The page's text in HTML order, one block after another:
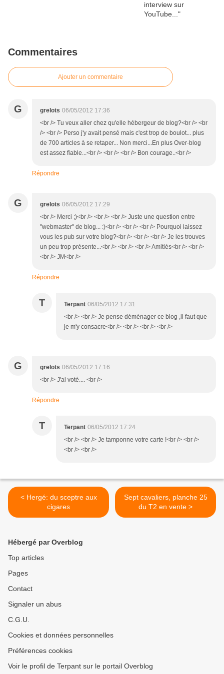
Commentaires
Ajouter un commentaire
G grelots 06/05/2012 17:36
<br /> Tu veux aller chez qu'elle hébergeur de blog?<br /> <br
/> <br /> Perso j'y avait pensé mais c'est trop de boulot... plus
de 700 articles à se retaper... Non merci...En plus Over-blog
est assez fiable...<br /> <br /> <br /> Bon courage..<br />
Répondre
G grelots 06/05/2012 17:29
<br /> Merci ;)<br /> <br /> <br /> Juste une question entre
"webmaster" de blog... :)<br /> <br /> <br /> Pourquoi laissez
vous les pub sur votre blog?<br /> <br /> <br /> Je les trouves
un peu trop présente...<br /> <br /> <br /> Amitiés<br /> <br />
<br /> JM<br />
Répondre
T Terpant 06/05/2012 17:31
<br /> <br /> Je pense déménager ce blog ,il faut que
je m'y consacre<br /> <br /> <br /> <br />
G grelots 06/05/2012 17:16
<br /> J'ai voté.... <br />
Répondre
T Terpant 06/05/2012 17:24
<br /> <br /> Je tamponne votre carte !<br /> <br />
<br /> <br />
< Hergé: du sceptre aux
cigares
Sept cavaliers, planche 25
du T2 en vente >
Hébergé par Overblog
Top articles
Pages
Contact
Signaler un abus
C.G.U.
Cookies et données personnelles
Préférences cookies
Voir le profil de Terpant sur le portail Overblog